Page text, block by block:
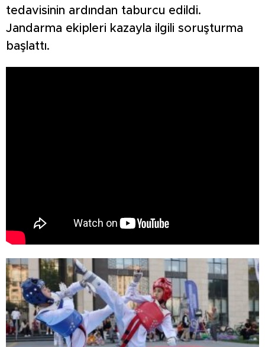
tedavisinin ardından taburcu edildi.
Jandarma ekipleri kazayla ilgili soruşturma
başlattı.